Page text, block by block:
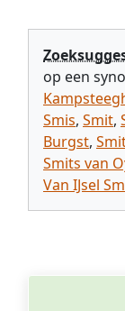
op een
Smis, Smit,
Burgst,
Smits van
Van IJsel